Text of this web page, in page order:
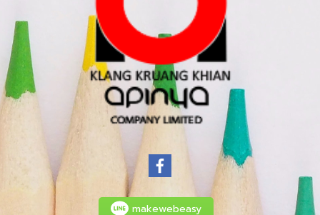
makewebeasy